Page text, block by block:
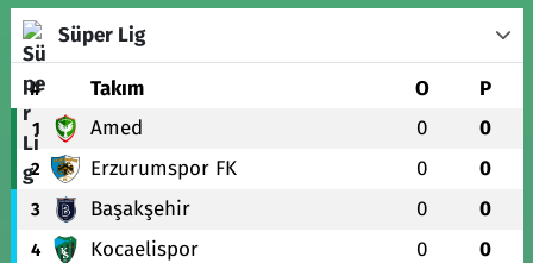
Süper Lig
# Takım O P
1 Amed 0 0
2 Erzurumspor FK 0 0
3 Başakşehir 0 0
4 Kocaelispor 0 0